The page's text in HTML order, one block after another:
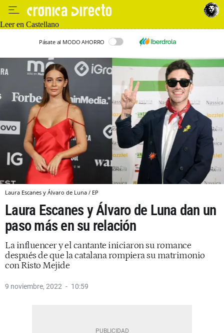
Leer en Castellano
Pásate al MODO AHORRO
Laura Escanes y Álvaro de Luna / EP
Laura Escanes y Álvaro de Luna dan un
paso más en su relación
La influencer y el cantante iniciaron su romance
después de que la catalana rompiera su matrimonio
con Risto Mejide
9 noviembre, 2022 10:59